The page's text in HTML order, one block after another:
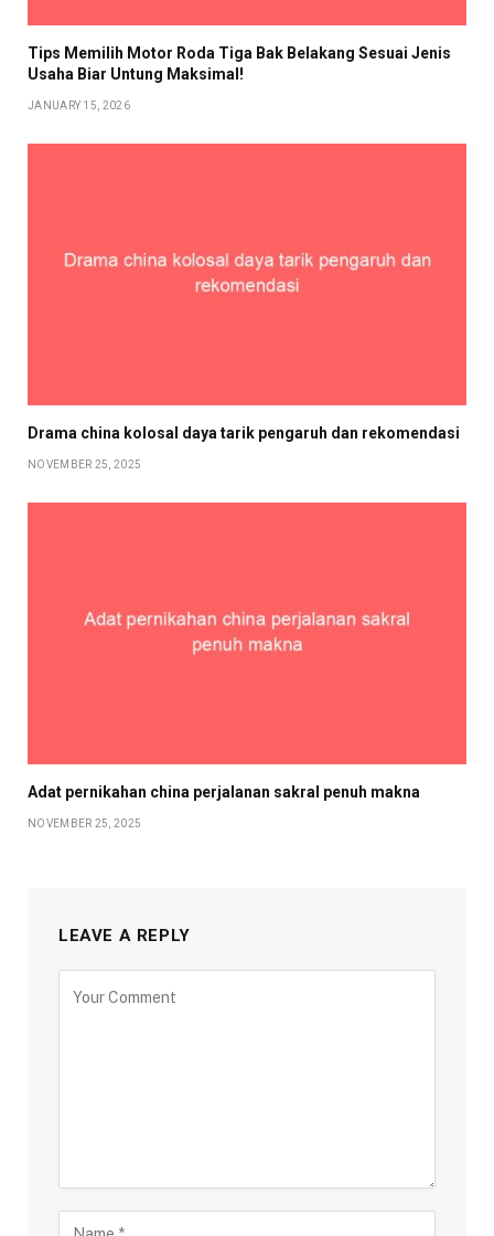
Tips Memilih Motor Roda Tiga Bak Belakang Sesuai Jenis
Usaha Biar Untung Maksimal!
JANUARY 15, 2026
Drama china kolosal daya tarik pengaruh dan rekomendasi
NOVEMBER 25, 2025
Adat pernikahan china perjalanan sakral penuh makna
NOVEMBER 25, 2025
LEAVE A REPLY